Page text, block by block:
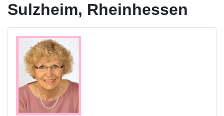
Sulzheim, Rheinhessen